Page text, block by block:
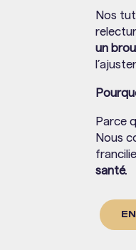
Nos
un
Parce
Nous
santé.